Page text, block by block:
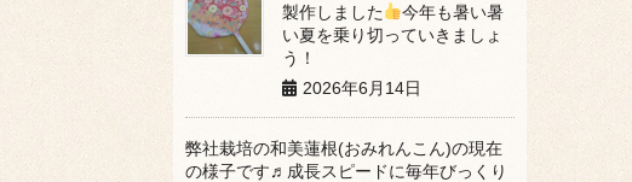
製作しました
今年も暑い暑
い夏を乗り切っていきましょ
う！
2026年6月14日
弊社栽培の和美蓮根(おみれんこん)の現在
の様子です♬成長スピードに毎年びっくり